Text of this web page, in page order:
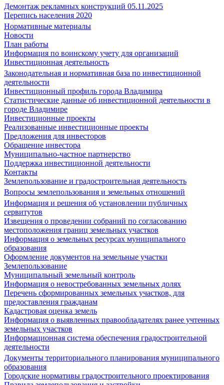
Демонтаж рекламных конструкций 05.11.2025
Перепись населения 2020
Нормативные материалы
Новости
План работы
Информация по воинскому учету для организаций
Инвестиционная деятельность
Законодательная и нормативная база по инвестиционной
деятельности
Инвестиционный профиль города Владимира
Статистические данные об инвестиционной деятельности в
городе Владимире
Инвестиционные проекты
Реализованные инвестиционные проекты
Предложения для инвесторов
Обращение инвестора
Муниципально-частное партнерство
Поддержка инвестиционной деятельности
Контакты
Землепользование и градостроительная деятельность
Вопросы землепользования и земельных отношений
Информация и решения об установлении публичных
сервитутов
Извещения о проведении собраний по согласованию
местоположения границ земельных участков
Информация о земельных ресурсах муниципального
образования
Оформление документов на земельные участки
Землепользование
Муниципальный земельный контроль
Информация о невостребованных земельных долях
Перечень сформированных земельных участков, для
предоставления гражданам
Кадастровая оценка земель
Информация о выявленных правообладателях ранее учтенных
земельных участков
Информационная система обеспечения градостроительной
деятельности
Документы территориального планирования муниципального
образования
Городские нормативы градостроительного проектирования